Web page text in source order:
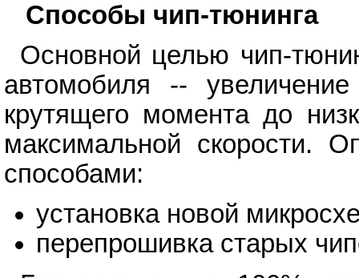
Способы чип-тюнинга
Основной целью чип-
автомобиля --
крутящего момента до
максимальной скорости.
способами:
установка новой
перепрошивка старых